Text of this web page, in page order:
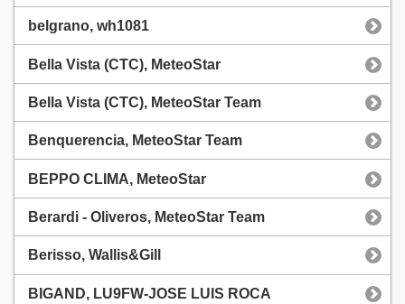
belgrano, wh1081
Bella Vista (CTC), MeteoStar
Bella Vista (CTC), MeteoStar Team
Benquerencia, MeteoStar Team
BEPPO CLIMA, MeteoStar
Berardi - Oliveros, MeteoStar Team
Berisso, Wallis&Gill
BIGAND, LU9FW-JOSE LUIS ROCA